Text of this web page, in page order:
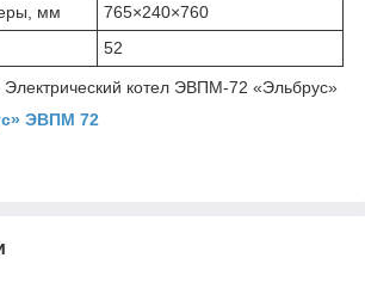
мм
765×240×760
52
котел ЭВПМ-72 «Эльбрус»
ЭВПМ 72